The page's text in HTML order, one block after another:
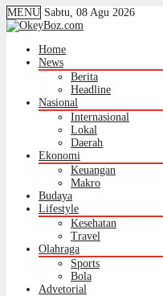
MENU Sabtu, 08 Agu 2026
Home
News
Berita
Headline
Nasional
Internasional
Lokal
Daerah
Ekonomi
Keuangan
Makro
Budaya
Lifestyle
Kesehatan
Travel
Olahraga
Sports
Bola
Advetorial